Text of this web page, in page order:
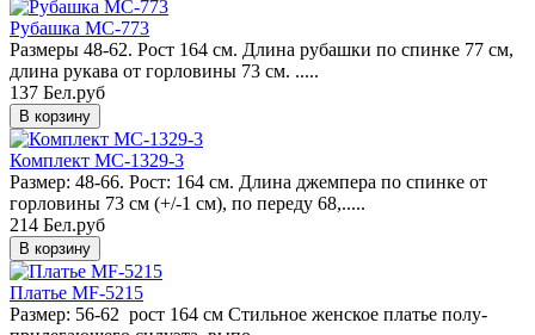
Рубашка MC-773
Размеры 48-62. Рост 164 см. Длина рубашки по спинке 77 см,
длина рукава от горловины 73 см. .....
137 Бел.руб
Комплект MC-1329-3
Размер: 48-66. Рост: 164 см. Длина джемпера по спинке от
горловины 73 cм (+/-1 см), по переду 68,.....
214 Бел.руб
Платье MF-5215
Размер: 56-62 рост 164 см Стильное женское платье полу-